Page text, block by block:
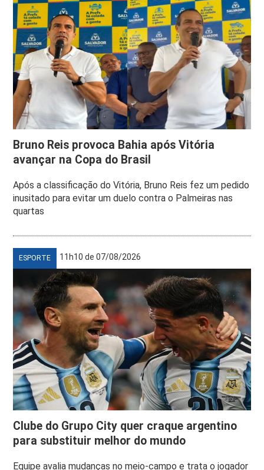
Bruno Reis provoca Bahia após Vitória
avançar na Copa do Brasil
Após a classificação do Vitória, Bruno Reis fez um pedido
inusitado para evitar um duelo contra o Palmeiras nas
quartas
ESPORTE 11h10 de 07/08/2026
Clube do Grupo City quer craque argentino
para substituir melhor do mundo
Equipe avalia mudanças no meio-campo e trata o jogador